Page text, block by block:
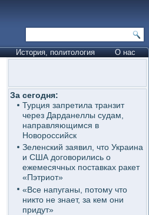
История, политология О нас
За сегодня:
Турция запретила транзит
через Дарданеллы судам,
направляющимся в
Новороссийск
Зеленский заявил, что Украина
и США договорились о
ежемесячных поставках ракет
«Пэтриот»
«Все напуганы, потому что
никто не знает, за кем они
придут»